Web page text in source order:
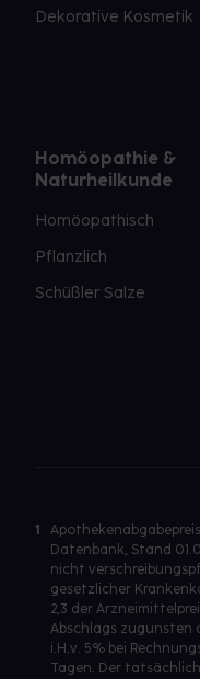
Dekorative Kosmetik
Homöopathie &
Naturheilkunde
Homöopathisch
Pflanzlich
Schüßler Salze
1
Datenbank, Stand
nicht
gesetzlicher
2,3 der
Abschlags zugunsten
i.H.v. 5% bei
Tagen. Der